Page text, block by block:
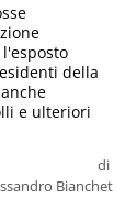
di
Bianchet
della
e ulteriori